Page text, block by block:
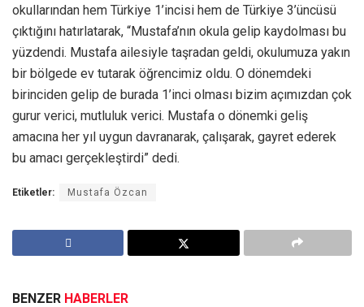
okullarından hem Türkiye 1’incisi hem de Türkiye 3’üncüsü
çıktığını hatırlatarak, “Mustafa’nın okula gelip kaydolması bu
yüzdendi. Mustafa ailesiyle taşradan geldi, okulumuza yakın
bir bölgede ev tutarak öğrencimiz oldu. O dönemdeki
birinciden gelip de burada 1’inci olması bizim açımızdan çok
gurur verici, mutluluk verici. Mustafa o dönemki geliş
amacına her yıl uygun davranarak, çalışarak, gayret ederek
bu amacı gerçekleştirdi” dedi.
Etiketler: Mustafa Özcan
BENZER HABERLER